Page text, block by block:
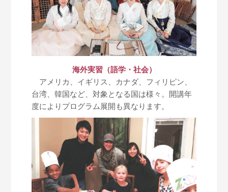
海外実習（語学・社会）
アメリカ、イギリス、カナダ、フィリピン、
台湾、韓国など、対象となる国は様々。開講年
度によりプログラム展開も異なります。